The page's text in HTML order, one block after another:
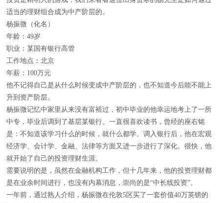
适当的理财组合成为中产阶层的。
杨振微（化名）
年龄：49岁
职业：某国有银行高管
工作地点：北京
年薪：100万元
他不记得自己是从什么时候变成中产阶层的，也不知道今后能不能上
升到资产阶层。
杨振微记忆中家里从来没有富裕过，初中毕业的他幸运地考上了一所
中专，毕业后调到了基层某银行。一直很喜欢读书，曾经的座右铭
是：不知道该学习什么的时候，就什么都学。调入银行后，他在宏观
经济学、会计学、金融、法律等方面又进一步进行了深化。很快，他
就开始了自己的投资理财生涯。
需要说明的是，虽然在金融机构工作，但十几年来，他的投资理财都
是在业余时间进行，也没有内幕消息，崇尚的是“中长线投资”。
一年前，通过熟人介绍，杨振微在伦敦5区买了一套价值40万英镑的